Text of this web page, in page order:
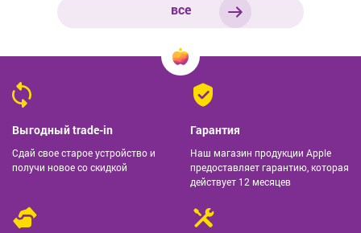
все
Выгодный trade-in
Сдай свое старое устройство и
получи новое со скидкой
Гарантия
Наш магазин продукции Apple
предоставляет гарантию, которая
действует 12 месяцев